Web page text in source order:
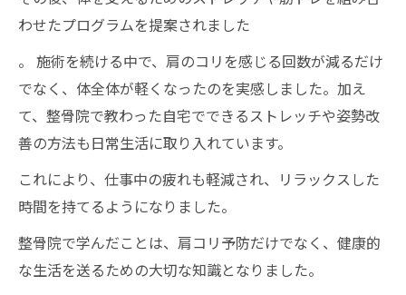
わせたプログラムを提案されました
。 施術を続ける中で、肩のコリを感じる回数が減るだけ
でなく、体全体が軽くなったのを実感しました。加え
て、整骨院で教わった自宅でできるストレッチや姿勢改
善の方法も日常生活に取り入れています。
これにより、仕事中の疲れも軽減され、リラックスした
時間を持てるようになりました。
整骨院で学んだことは、肩コリ予防だけでなく、健康的
な生活を送るための大切な知識となりました。